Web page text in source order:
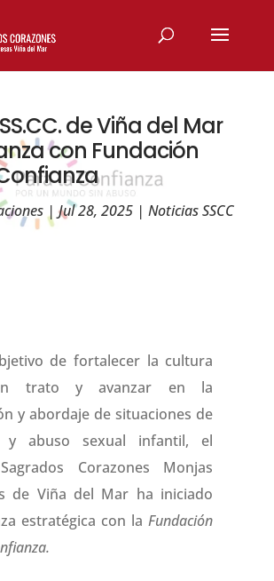
de Viña del Mar
con Fundación
| Jul 28, 2025| Noticias SSCC
de fortalecer la cultura
trato y avanzar en la
y abordaje de situaciones de
y abuso sexual infantil, el
Corazones Monjas
de Viña del Mar ha iniciado
estratégica con laFundación